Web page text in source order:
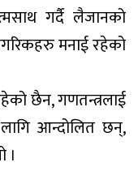
गर्दै लैजानको
मनाई रहेको
छैन, गणतन्त्रलाई
आन्दोलित छन्,
।